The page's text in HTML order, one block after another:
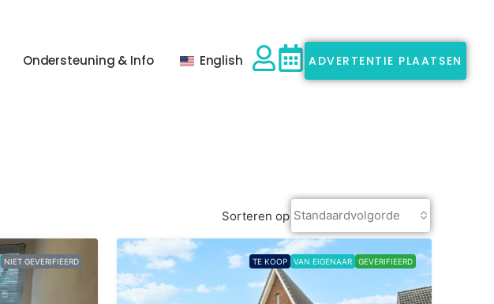
Ondersteuning & Info English ADVERTENTIE PLAATSEN
Sorteren op Standaardvolgorde
NIET GEVERIFIEERD TE KOOP VAN EIGENAAR GEVERIFIEERD